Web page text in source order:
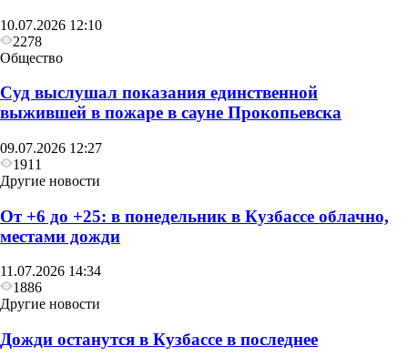
10.07.2026 12:10
2278
Общество
Суд выслушал показания единственной
выжившей в пожаре в сауне Прокопьевска
09.07.2026 12:27
1911
Другие новости
От +6 до +25: в понедельник в Кузбассе облачно,
местами дожди
11.07.2026 14:34
1886
Другие новости
Дожди останутся в Кузбассе в последнее